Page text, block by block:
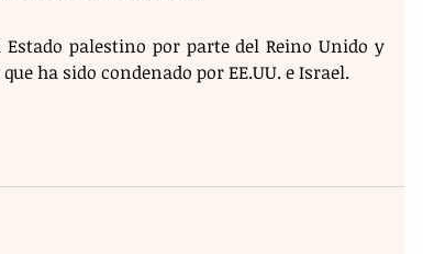
palestino por parte del Reino Unido y
ha sido condenado por EE.UU. e Israel.